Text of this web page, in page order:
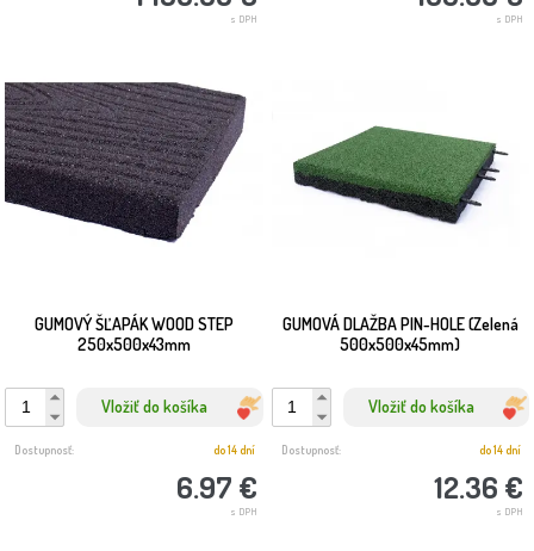
s DPH s DPH
GUMOVÝ ŠĽAPÁK WOOD STEP
250x500x43mm
Vložiť do košíka
6.97 €
s DPH
Dostupnosť: do 14 dní
GUMOVÁ DLAŽBA PIN-HOLE (Zelená
500x500x45mm)
Vložiť do košíka
12.36 €
s DPH
Dostupnosť: do 14 dní